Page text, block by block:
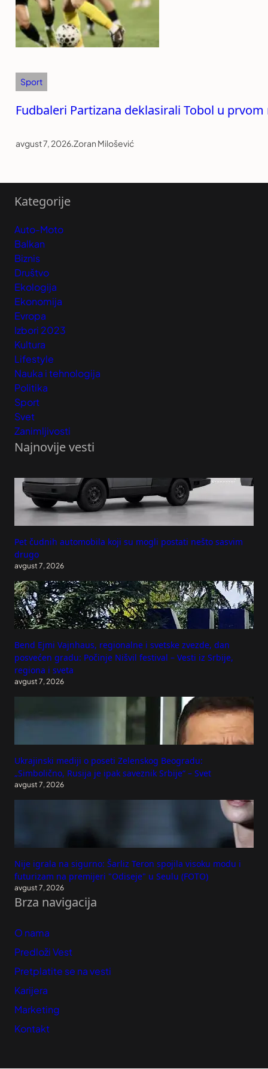
Sport
Fudbaleri Partizana deklasirali Tobol u
avgust 7, 2026.Zoran Milošević
Kategorije
Auto-Moto
Balkan
Biznis
Društvo
Ekologija
Ekonomija
Evropa
Izbori 2023
Kultura
Lifestyle
Nauka i tehnologija
Politika
Sport
Svet
Zanimljivosti
Najnovije vesti
Pet čudnih automobila koji su mogli postati nešto sasvim
drugo
avgust 7, 2026
Bend Ejmi Vajnhaus, regionalne i svetske zvezde, dan
posvećen gradu: Počinje Nišvil festival – Vesti iz Srbije,
regiona i sveta
avgust 7, 2026
Ukrajinski mediji o poseti Zelenskog Beogradu:
„Simbolično, Rusija je ipak saveznik Srbije“ – Svet
avgust 7, 2026
Nije igrala na sigurno: Šarliz Teron spojila visoku modu i
futurizam na premijeri "Odiseje" u Seulu (FOTO)
avgust 7, 2026
Brza navigacija
O nama
Predloži Vest
Pretplatite se na vesti
Karijera
Marketing
Kontakt